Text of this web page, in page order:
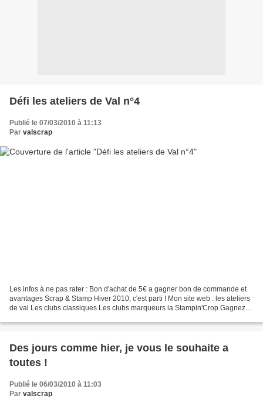
Défi les ateliers de Val n°4
Publié le 07/03/2010 à 11:13
Par valscrap
Les infos à ne pas rater : Bon d'achat de 5€ a gagner bon de commande et
avantages Scrap & Stamp Hiver 2010, c'est parti ! Mon site web : les ateliers
de val Les clubs classiques Les clubs marqueurs la Stampin'Crop Gagnez
Des jours comme hier, je vous le souhaite a
toutes !
Publié le 06/03/2010 à 11:03
Par valscrap